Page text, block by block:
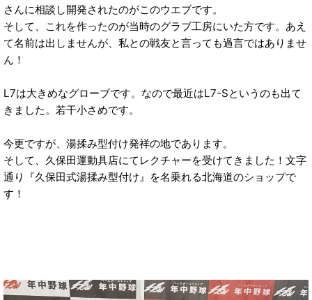
さんに相談し開発されたのがこのウエブです。
そして、これを作ったのが当時のグラブ工房にいた方です。あえ
て名前は出しませんが、私との戦友と言っても過言ではありませ
ん！
L7は大きめなグローブです。なので最近はL7-Sというのも出て
きました。若干小さめです。
今更ですが、湯揉み型付け発祥の地であります。
そして、久保田運動具店にてレクチャーを受けてきました！文字
通り『久保田式湯揉み型付け』を名乗れる北海道のショップで
す！